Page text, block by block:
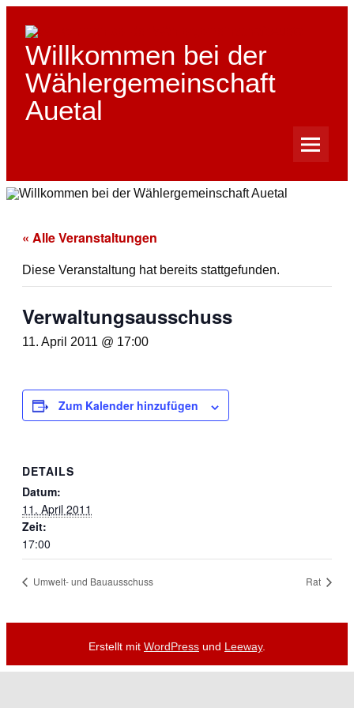
Skip
content
Willkommen bei der
Wählergemeinschaft
Auetal
« Alle Veranstaltungen
Diese Veranstaltung hat bereits stattgefunden.
Verwaltungsausschuss
11. April 2011 @ 17:00
Zum Kalender hinzufügen
DETAILS
Datum:
11. April 2011
Zeit:
17:00
Umwelt- und Bauausschuss Rat
Erstellt mit WordPress und Leeway.